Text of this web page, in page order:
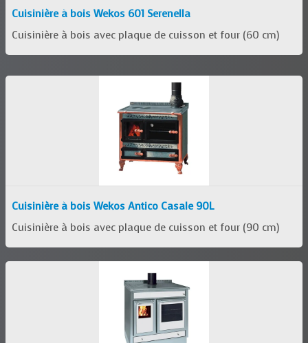
Cuisinière à bois Wekos 601 Serenella
Cuisinière à bois avec plaque de cuisson et four (60 cm)
Cuisinière à bois Wekos Antico Casale 90L
Cuisinière à bois avec plaque de cuisson et four (90 cm)